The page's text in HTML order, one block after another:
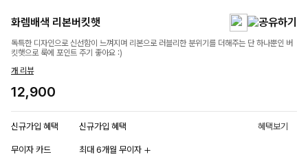
화렘배색 리본버킷햇
독특한 디자인으로 신선함이 느껴지며 리본으로 러블리한 분위기를 더해주는 단 하나뿐인 버
킷햇으로 룩에 포인트 주기 좋아요 :)
개 리뷰
12,900
신규가입 혜택 신규가입 혜택 혜택보기
무이자 카드 최대 6개월 무이자